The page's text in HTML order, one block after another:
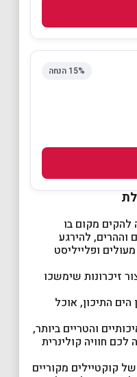
15% הנחה
מקום בו
וההרים, להירגע
ופלייליסט
זיכרונות שימשכו
התיכון, אוכל
והטריים ביותר,
חוויה קולינרית
קוקטיילים מקוריים